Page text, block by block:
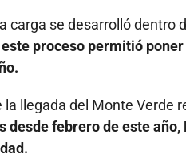
carga se desarrolló dentro
proceso permitió
llegada del Monte Verde
febrero de este